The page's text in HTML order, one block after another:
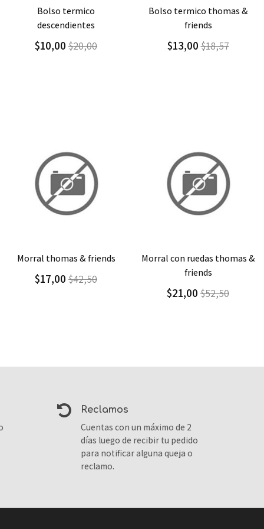
Agregar Detalle
friends
$13,00 $18,57
Agregar Detalle
bolso termico ladybug
$13,00 $18,57
Agregar Detalle
friends
Agregar Detalle
morral con ruedas thomas &
friends
$21,00 $52,50
reclamos
Cuentas con un máximo de 2
días luego de recibir tu pedido
para notificar alguna queja o
reclamo.